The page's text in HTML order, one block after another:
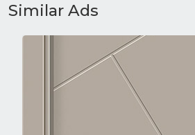
Similar Ads